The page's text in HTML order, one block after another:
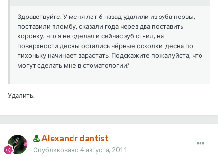
Здравствуйте. У меня лет 6 назад удалили из зуба нервы,
поставили пломбу, сказали года через два поставить
коронку, что я не сделал и сейчас зуб сгнил, на
поверхности десны остались чёрные осколки, десна по-
тихоньку начинает зарастать. Подскажите пожалуйста, что
могут сделать мне в стоматологии?
Удалить.
Alexandr dantist
Опубликовано 4 августа, 2011